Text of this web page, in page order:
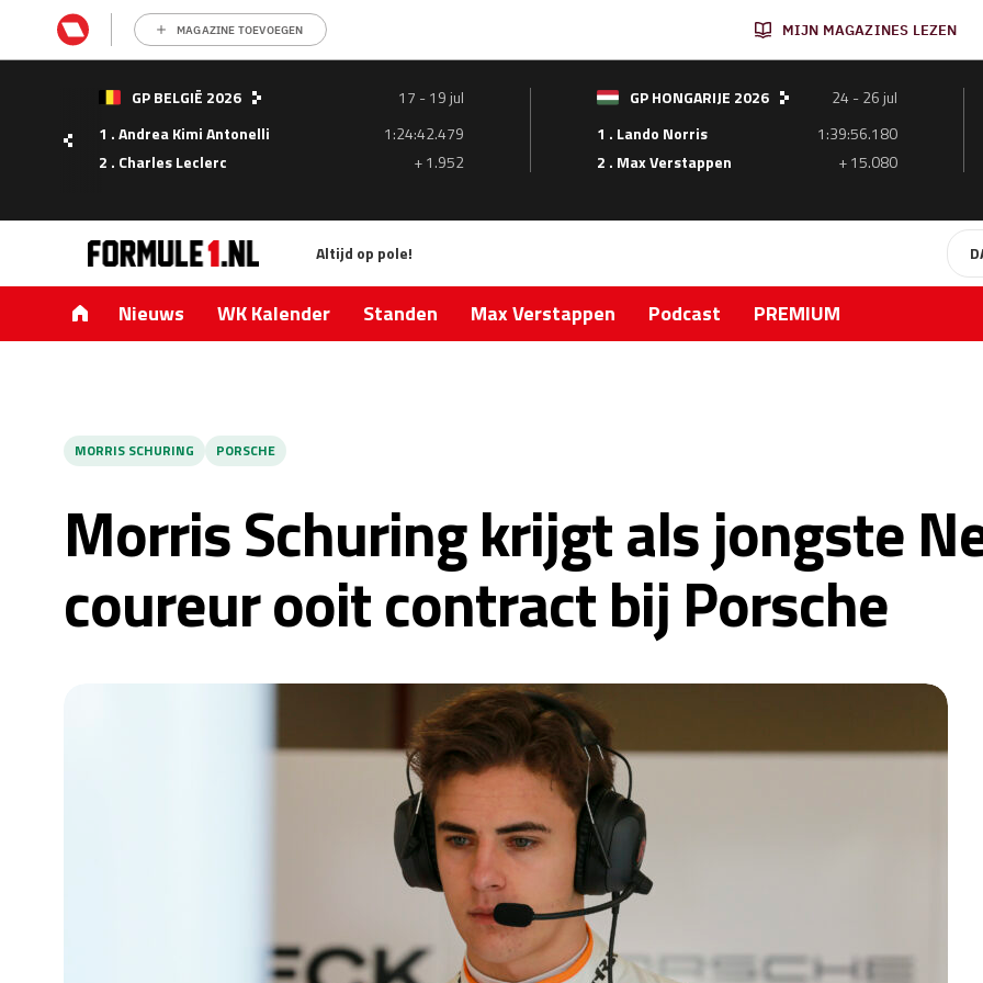
MAGAZINE TOEVOEGEN MIJN MAGAZINES LEZEN
GP BELGIË 2026
17 - 19 jul
1 . Andrea Kimi Antonelli
1:24:42.479
2 . Charles Leclerc
+ 1.952
GP HONGARIJE 2026
24 - 26 jul
1 . Lando Norris
1:39:56.180
2 . Max Verstappen
+ 15.080
Altijd op pole!
Nieuws WK Kalender Standen Max Verstappen Podcast PREMIUM
MORRIS SCHURING PORSCHE
Morris Schuring krijgt als jongste
coureur ooit contract bij Porsche